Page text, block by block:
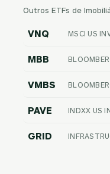
Outros ETFs de
VNQ
MBB
VMBS
PAVE INDXX US
GRID